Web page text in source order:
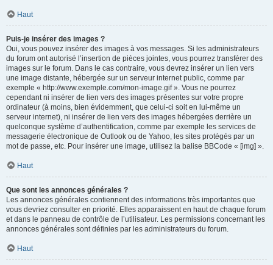
Haut
Puis-je insérer des images ?
Oui, vous pouvez insérer des images à vos messages. Si les administrateurs
du forum ont autorisé l’insertion de pièces jointes, vous pourrez transférer des
images sur le forum. Dans le cas contraire, vous devrez insérer un lien vers
une image distante, hébergée sur un serveur internet public, comme par
exemple « http://www.exemple.com/mon-image.gif ». Vous ne pourrez
cependant ni insérer de lien vers des images présentes sur votre propre
ordinateur (à moins, bien évidemment, que celui-ci soit en lui-même un
serveur internet), ni insérer de lien vers des images hébergées derrière un
quelconque système d’authentification, comme par exemple les services de
messagerie électronique de Outlook ou de Yahoo, les sites protégés par un
mot de passe, etc. Pour insérer une image, utilisez la balise BBCode « [img] ».
Haut
Que sont les annonces générales ?
Les annonces générales contiennent des informations très importantes que
vous devriez consulter en priorité. Elles apparaissent en haut de chaque forum
et dans le panneau de contrôle de l’utilisateur. Les permissions concernant les
annonces générales sont définies par les administrateurs du forum.
Haut